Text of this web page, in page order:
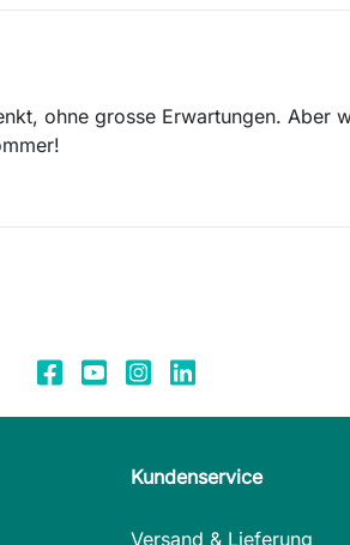
ohne grosse Erwartungen. Aber
Kundenservice
Versand & Lieferung